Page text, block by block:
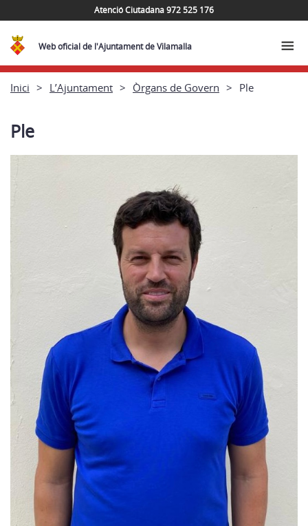
Atenció Ciutadana 972 525 176
Web oficial de l'Ajuntament de Vilamalla
Inici L’Ajuntament Òrgans de Govern Ple
Ple